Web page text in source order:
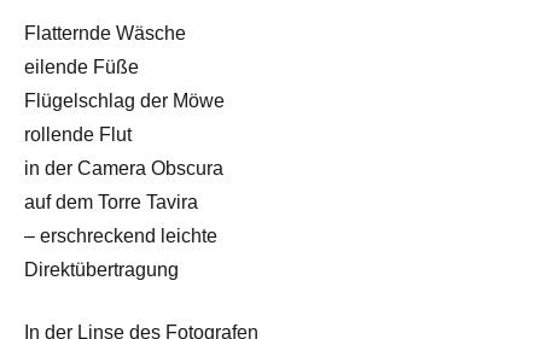
Flatternde Wäsche
eilende Füße
Flügelschlag der Möwe
rollende Flut
in der Camera Obscura
auf dem Torre Tavira
– erschreckend leichte
Direktübertragung
In der Linse des Fotografen